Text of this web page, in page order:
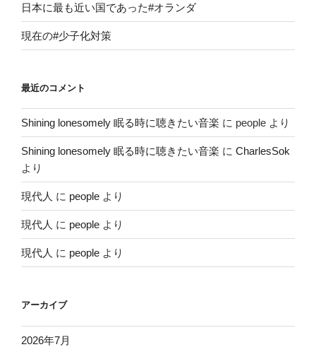
日本に最も近い国であった#オランダ
現在の#少子化対策
最近のコメント
Shining lonesomely 眠る時に聴きたい音楽 に people より
Shining lonesomely 眠る時に聴きたい音楽 に CharlesSok
より
現代人 に people より
現代人 に people より
現代人 に people より
アーカイブ
2026年7月